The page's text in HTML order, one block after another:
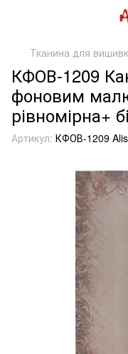
Тканина для
КФОВ-1209
фоновим
рівномірна+
Артикул: КФОВ-1209